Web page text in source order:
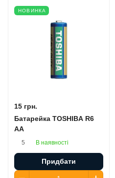
НОВИНКА
15 грн.
Батарейка TOSHIBA R6
AA
5 В наявності
Придбати